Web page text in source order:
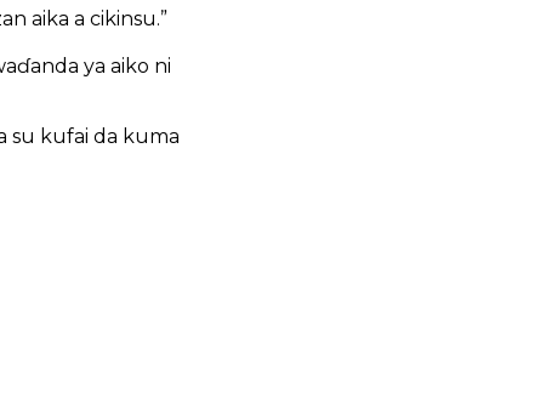
aika a cikinsu.”
ya aiko ni
su kufai da kuma